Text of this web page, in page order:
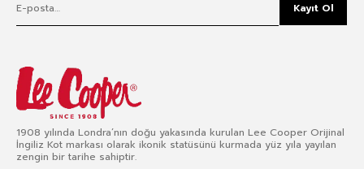
Kayıt Ol
1908 yılında Londra’nın doğu yakasında kurulan Lee Cooper Orijinal
İngiliz Kot markası olarak ikonik statüsünü kurmada yüz yıla yayılan
zengin bir tarihe sahiptir.